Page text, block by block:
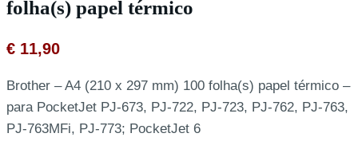
folha(s) papel térmico
€ 11,90
Brother – A4 (210 x 297 mm) 100 folha(s) papel térmico –
para PocketJet PJ-673, PJ-722, PJ-723, PJ-762, PJ-763,
PJ-763MFi, PJ-773; PocketJet 6